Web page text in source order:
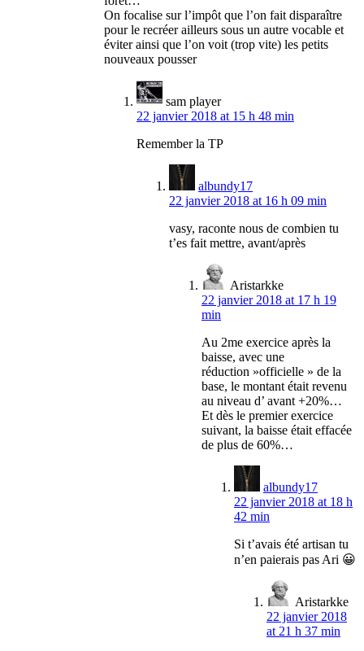
On focalise sur l’impôt que l’on fait disparaître
pour le recréer ailleurs sous un autre vocable et
éviter ainsi que l’on voit (trop vite) les petits
nouveaux pousser
sam player
22 janvier 2018 at 15 h 48 min
Remember la TP
albundy17
22 janvier 2018 at 16 h 09 min
vasy, raconte nous de combien tu
t’es fait mettre, avant/après
Aristarkke
22 janvier 2018 at 17 h 19
min
Au 2me exercice après la
baisse, avec une
réduction »officielle » de la
base, le montant était revenu
au niveau d’ avant +20%…
Et dès le premier exercice
suivant, la baisse était effacée
de plus de 60%…
albundy17
22 janvier 2018 at 18 h
42 min
Si t’avais été artisan tu
n’en paierais pas Ari 😀
Aristarkke
22 janvier 2018
at 21 h 37 min